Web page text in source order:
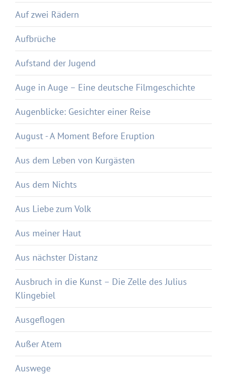
Auf zwei Rädern
Aufbrüche
Aufstand der Jugend
Auge in Auge – Eine deutsche Filmgeschichte
Augenblicke: Gesichter einer Reise
August - A Moment Before Eruption
Aus dem Leben von Kurgästen
Aus dem Nichts
Aus Liebe zum Volk
Aus meiner Haut
Aus nächster Distanz
Ausbruch in die Kunst – Die Zelle des Julius
Klingebiel
Ausgeflogen
Außer Atem
Auswege